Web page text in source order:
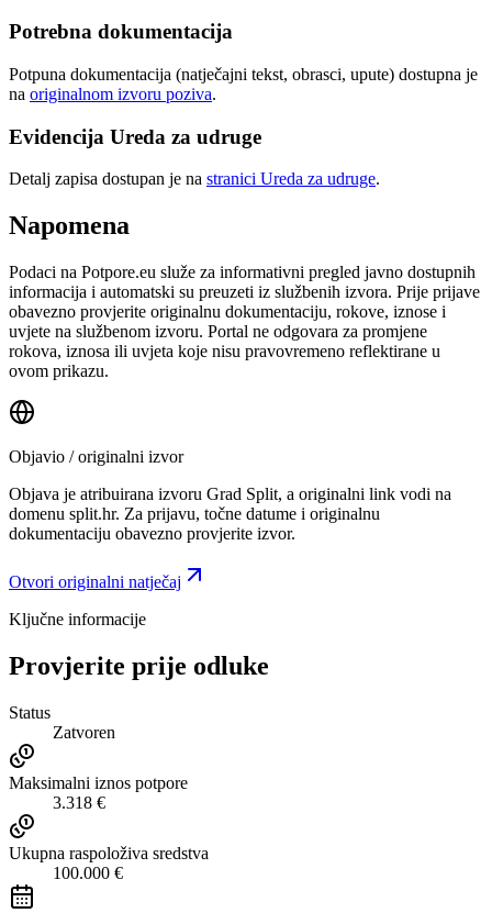
Potrebna dokumentacija
Potpuna dokumentacija (natječajni tekst, obrasci, upute) dostupna je
na originalnom izvoru poziva.
Evidencija Ureda za udruge
Detalj zapisa dostupan je na stranici Ureda za udruge.
Napomena
Podaci na Potpore.eu služe za informativni pregled javno dostupnih
informacija i automatski su preuzeti iz službenih izvora. Prije prijave
obavezno provjerite originalnu dokumentaciju, rokove, iznose i
uvjete na službenom izvoru. Portal ne odgovara za promjene
rokova, iznosa ili uvjeta koje nisu pravovremeno reflektirane u
ovom prikazu.
Objavio / originalni izvor
Objava je atribuirana izvoru Grad Split, a originalni link vodi na
domenu split.hr. Za prijavu, točne datume i originalnu
dokumentaciju obavezno provjerite izvor.
Otvori originalni natječaj
Ključne informacije
Provjerite prije odluke
Status
Zatvoren
Maksimalni iznos potpore
3.318 €
Ukupna raspoloživa sredstva
100.000 €